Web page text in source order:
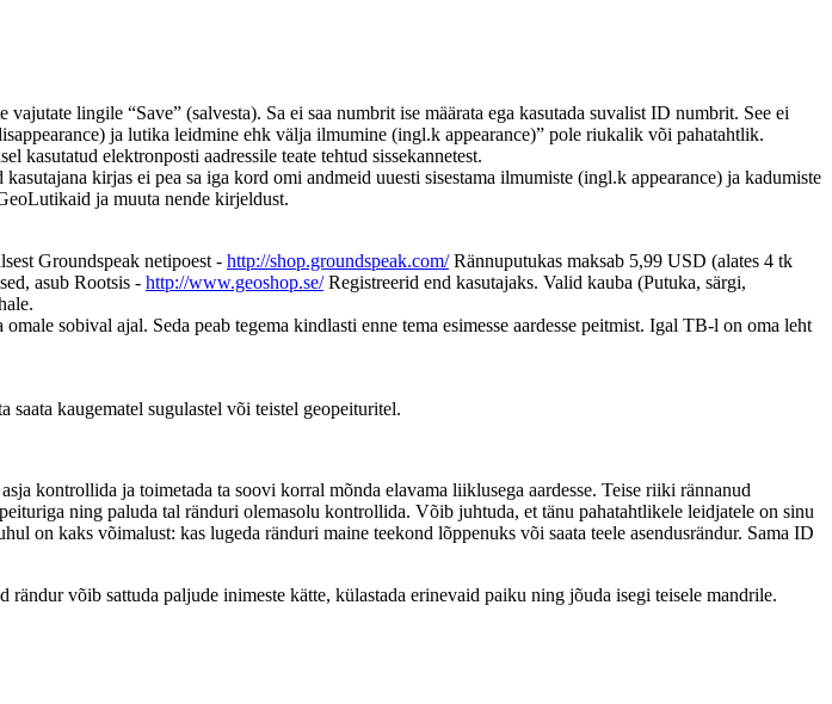
lingile “Save” (salvesta). Sa ei saa numbrit ise määrata ega kasutada suvalist ID numbrit. See ei
ja lutika leidmine ehk välja ilmumine (ingl.k appearance)” pole riukalik või pahatahtlik.
kasutatud elektronposti aadressile teate tehtud sissekannetest.
kirjas ei pea sa iga kord omi andmeid uuesti sisestama ilmumiste (ingl.k appearance) ja kadumiste
ja muuta nende kirjeldust.
Groundspeak netipoest - http://shop.groundspeak.com/Rännuputukas maksab 5,99 USD (alates 4 tk
asub Rootsis - http://www.geoshop.se/Registreerid end kasutajaks. Valid kauba (Putuka, särgi,
sobival ajal. Seda peab tegema kindlasti enne tema esimesse aardesse peitmist. Igal TB-l on oma leht
saata kaugematel sugulastel või teistel geopeituritel.
kontrollida ja toimetada ta soovi korral mõnda elavama liiklusega aardesse. Teise riiki rännanud
ning paluda tal ränduri olemasolu kontrollida. Võib juhtuda, et tänu pahatahtlikele leidjatele on sinu
on kaks võimalust: kas lugeda ränduri maine teekond lõppenuks või saata teele asendusrändur. Sama ID
võib sattuda paljude inimeste kätte, külastada erinevaid paiku ning jõuda isegi teisele mandrile.